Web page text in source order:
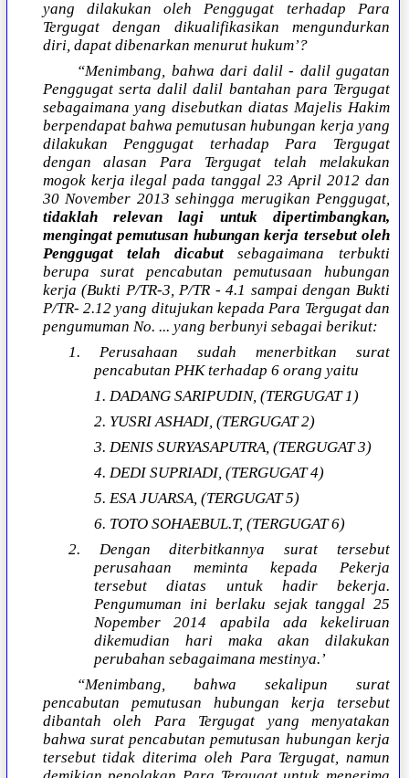
yang dilakukan oleh Penggugat terhadap Para
Tergugat dengan dikualifikasikan mengundurkan
diri, dapat dibenarkan menurut hukum’?
“Menimbang, bahwa dari dalil - dalil gugatan
Penggugat serta dalil dalil bantahan para Tergugat
sebagaimana yang disebutkan diatas Majelis Hakim
berpendapat bahwa pemutusan hubungan kerja yang
dilakukan Penggugat terhadap Para Tergugat
dengan alasan Para Tergugat telah melakukan
mogok kerja ilegal pada tanggal 23 April 2012 dan
30 November 2013 sehingga merugikan Penggugat,
tidaklah relevan lagi untuk dipertimbangkan,
mengingat pemutusan hubungan kerja tersebut oleh
Penggugat telah dicabutsebagaimana terbukti
berupa surat pencabutan pemutusaan hubungan
kerja (Bukti P/TR-3, P/TR - 4.1 sampai dengan Bukti
P/TR- 2.12 yang ditujukan kepada Para Tergugat dan
pengumuman No. ... yang berbunyi sebagai berikut:
1. Perusahaan sudah menerbitkan surat
pencabutan PHK terhadap 6 orang yaitu
1. DADANG SARIPUDIN, (TERGUGAT 1)
2. YUSRI ASHADI, (TERGUGAT 2)
3. DENIS SURYASAPUTRA, (TERGUGAT 3)
4. DEDI SUPRIADI, (TERGUGAT 4)
5. ESA JUARSA, (TERGUGAT 5)
6. TOTO SOHAEBUL.T, (TERGUGAT 6)
2. Dengan diterbitkannya surat tersebut
perusahaan meminta kepada Pekerja
tersebut diatas untuk hadir bekerja.
Pengumuman ini berlaku sejak tanggal 25
Nopember 2014 apabila ada kekeliruan
dikemudian hari maka akan dilakukan
perubahan sebagaimana mestinya.’
“Menimbang, bahwa sekalipun surat
pencabutan pemutusan hubungan kerja tersebut
dibantah oleh Para Tergugat yang menyatakan
bahwa surat pencabutan pemutusan hubungan kerja
tersebut tidak diterima oleh Para Tergugat, namun